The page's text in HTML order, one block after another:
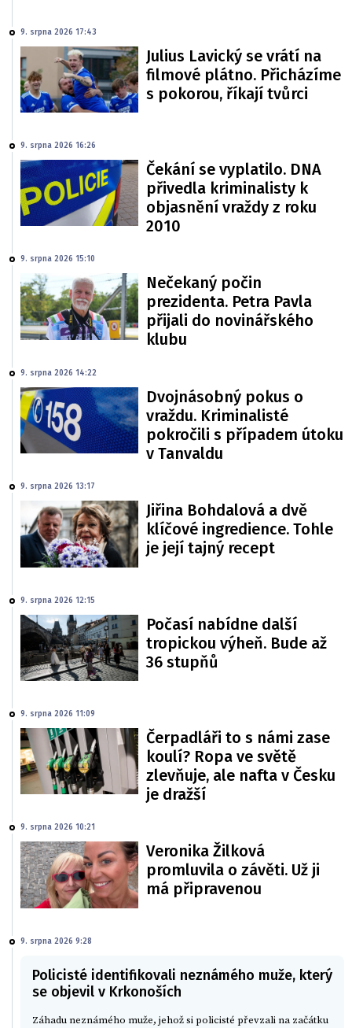
9. srpna 2026 17:43
Julius Lavický se vrátí na
filmové plátno. Přicházíme
s pokorou, říkají tvůrci
9. srpna 2026 16:26
Čekání se vyplatilo. DNA
přivedla kriminalisty k
objasnění vraždy z roku
2010
9. srpna 2026 15:10
Nečekaný počin
prezidenta. Petra Pavla
přijali do novinářského
klubu
9. srpna 2026 14:22
Dvojnásobný pokus o
vraždu. Kriminalisté
pokročili s případem útoku
v Tanvaldu
9. srpna 2026 13:17
Jiřina Bohdalová a dvě
klíčové ingredience. Tohle
je její tajný recept
9. srpna 2026 12:15
Počasí nabídne další
tropickou výheň. Bude až
36 stupňů
9. srpna 2026 11:09
Čerpadláři to s námi zase
koulí? Ropa ve světě
zlevňuje, ale nafta v Česku
je dražší
9. srpna 2026 10:21
Veronika Žilková
promluvila o závěti. Už ji
má připravenou
9. srpna 2026 9:28
Policisté identifikovali neznámého muže, který
se objevil v Krkonoších
Záhadu neznámého muže, jehož si policisté převzali na začátku